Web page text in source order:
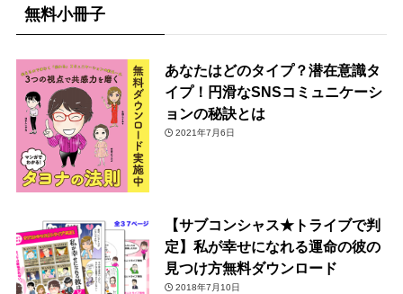
無料小冊子
あなたはどのタイプ？潜在意識タ
イプ！円滑なSNSコミュニケーシ
ョンの秘訣とは
2021年7月6日
【サブコンシャス★トライブで判
定】私が幸せになれる運命の彼の
見つけ方無料ダウンロード
2018年7月10日